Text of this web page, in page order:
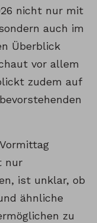
nicht nur mit
auch im
Überblick
vor allem
zudem auf
nur
ist unklar, ob
ähnliche
zu